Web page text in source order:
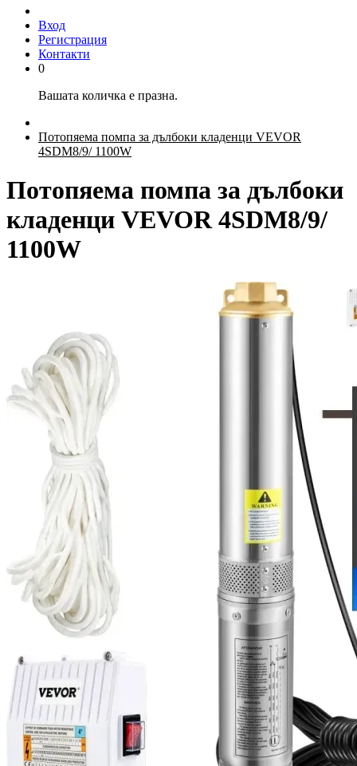
Вход
Регистрация
Контакти
0
Вашата количка е празна.
Потопяема помпа за дълбоки кладенци VEVOR
4SDM8/9/ 1100W
Потопяема помпа за дълбоки
кладенци VEVOR 4SDM8/9/
1100W